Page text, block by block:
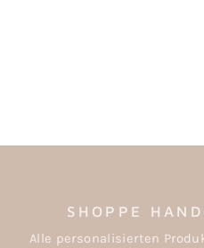
SHOPPE
Alle personalisierten